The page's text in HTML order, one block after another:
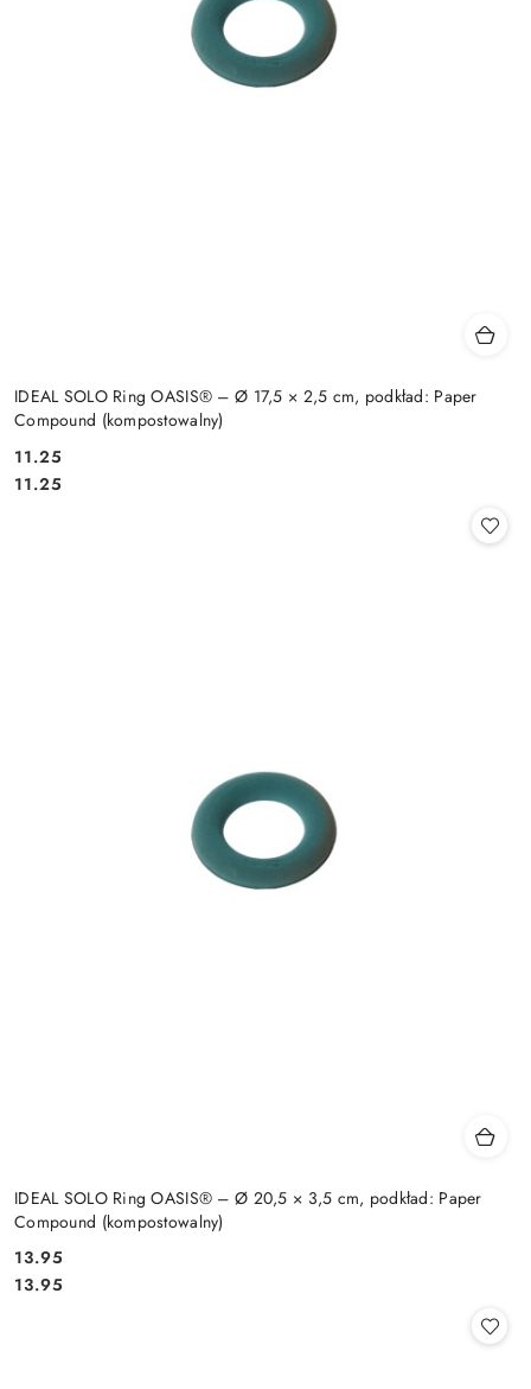
IDEAL SOLO Ring OASIS® – Ø 17,5 × 2,5 cm, podkład: Paper
Compound (kompostowalny)
Cena:
11.25
Cena:
11.25
IDEAL SOLO Ring OASIS® – Ø 20,5 × 3,5 cm, podkład: Paper
Compound (kompostowalny)
Cena:
13.95
Cena:
13.95